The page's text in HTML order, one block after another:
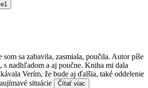
1
sa zabavila, zasmiala, poučila. Autor píše
s nadhľadom a aj poučne. Kniha mi dala
Verím, že bude aj ďalšia, také oddelenie
situácie
Čítať viac